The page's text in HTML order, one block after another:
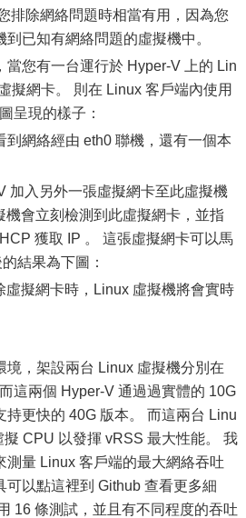
排除網絡問題時相當有用，因為您
已知有網絡問題的虛擬機中。
當您有一台運行於 Hyper-V 上的 Lin
擬網卡。 則在 Linux 客戶端內使用
呈現的樣子：
到網絡經由 eth0 聯機，還有一個本
加入另外一張虛擬網卡至此虛擬機
機會立刻檢測到此虛擬網卡，並指
獲取 IP 。 這張虛擬網卡可以馬
結果為下圖：
虛擬網卡時，Linux 虛擬機將會實時
境，架設兩台 Linux 虛擬機分別在
這兩個 Hyper-V 通過過實體的 10G
持更快的 40G 版本。 而這兩台 Linu
CPU 以發揮 vRSS 最大性能。 我
測量 Linux 客戶端的最大網絡吞吐
可以點這裡到 Github 查看更多細
16 條測試，並且有不同程度的吞吐